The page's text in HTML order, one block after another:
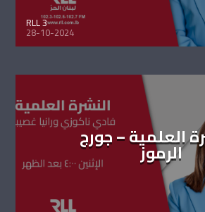
RLL 3
28-10-2024
العلمية – جورج
الرموز